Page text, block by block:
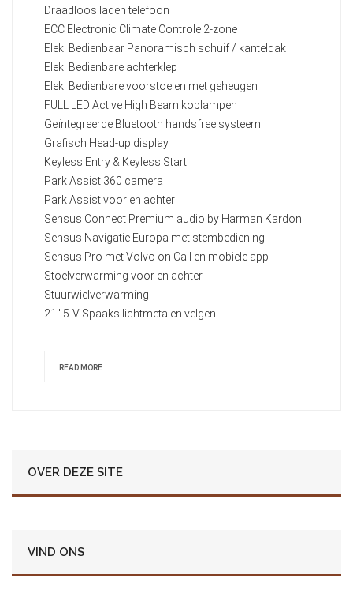
Draadloos laden telefoon
ECC Electronic Climate Controle 2-zone
Elek. Bedienbaar Panoramisch schuif / kanteldak
Elek. Bedienbare achterklep
Elek. Bedienbare voorstoelen met geheugen
FULL LED Active High Beam koplampen
Geïntegreerde Bluetooth handsfree systeem
Grafisch Head-up display
Keyless Entry & Keyless Start
Park Assist 360 camera
Park Assist voor en achter
Sensus Connect Premium audio by Harman Kardon
Sensus Navigatie Europa met stembediening
Sensus Pro met Volvo on Call en mobiele app
Stoelverwarming voor en achter
Stuurwielverwarming
21" 5-V Spaaks lichtmetalen velgen
READ MORE
OVER DEZE SITE
VIND ONS